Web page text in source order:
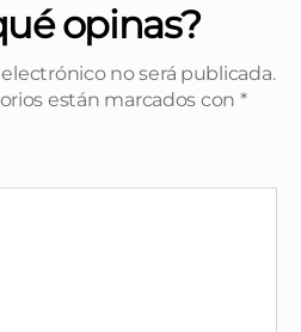
opinas?
no será publicada.
están marcados con *